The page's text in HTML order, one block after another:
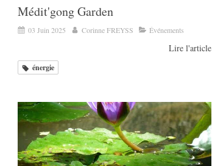
Médit'gong Garden
03 Juin 2025 Corinne FREYSS Événements
Lire l'article
énergie